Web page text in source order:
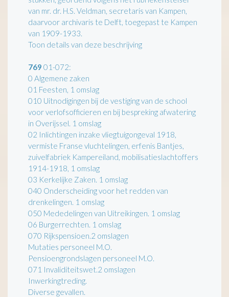
van mr. dr. H.S. Veldman, secretaris van Kampen,
daarvoor archivaris te Delft, toegepast te Kampen
van 1909-1933.
Toon details van deze beschrijving
769 01-072:
0 Algemene zaken
01 Feesten, 1 omslag
010 Uitnodigingen bij de vestiging van de school
voor verlofsofficieren en bij bespreking afwatering
in Overijssel. 1 omslag
02 Inlichtingen inzake vliegtuigongeval 1918,
vermiste Franse vluchtelingen, erfenis Bantjes,
zuivelfabriek Kampereiland, mobilisatieslachtoffers
1914-1918, 1 omslag
03 Kerkelijke Zaken. 1 omslag
040 Onderscheiding voor het redden van
drenkelingen. 1 omslag
050 Mededelingen van Uitreikingen. 1 omslag
06 Burgerrechten. 1 omslag
070 Rijkspensioen.2 omslagen
Mutaties personeel M.O.
Pensioengrondslagen personeel M.O.
071 Invaliditeitswet.2 omslagen
Inwerkingtreding.
Diverse gevallen.